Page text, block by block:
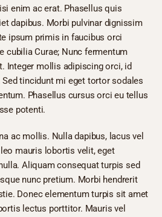
enim ac erat. Phasellus quis
dapibus. Morbi pulvinar dignissim
ipsum primis in faucibus orci
cubilia Curae; Nunc fermentum
Integer mollis adipiscing orci, id
tincidunt mi eget tortor sodales
Phasellus cursus orci eu tellus
potenti.
ac mollis. Nulla dapibus, lacus vel
mauris lobortis velit, eget
Aliquam consequat turpis sed
nunc pretium. Morbi hendrerit
Donec elementum turpis sit amet
lectus porttitor. Mauris vel